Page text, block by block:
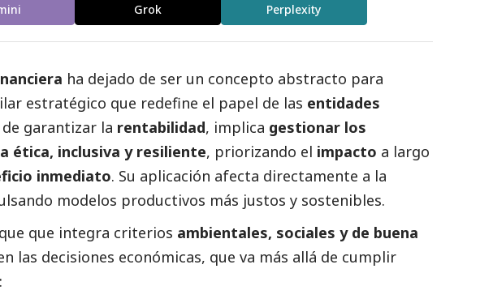
Grok Perplexity
ha dejado de ser un concepto abstracto para
estratégico que redefine el papel de las entidades
de garantizar la rentabilidad, implica gestionar los
ética, inclusiva y resiliente, priorizando el impacto a largo
inmediato. Su aplicación afecta directamente a la
modelos productivos más justos y sostenibles.
que integra criterios ambientales, sociales y de buena
las decisiones económicas, que va más allá de cumplir